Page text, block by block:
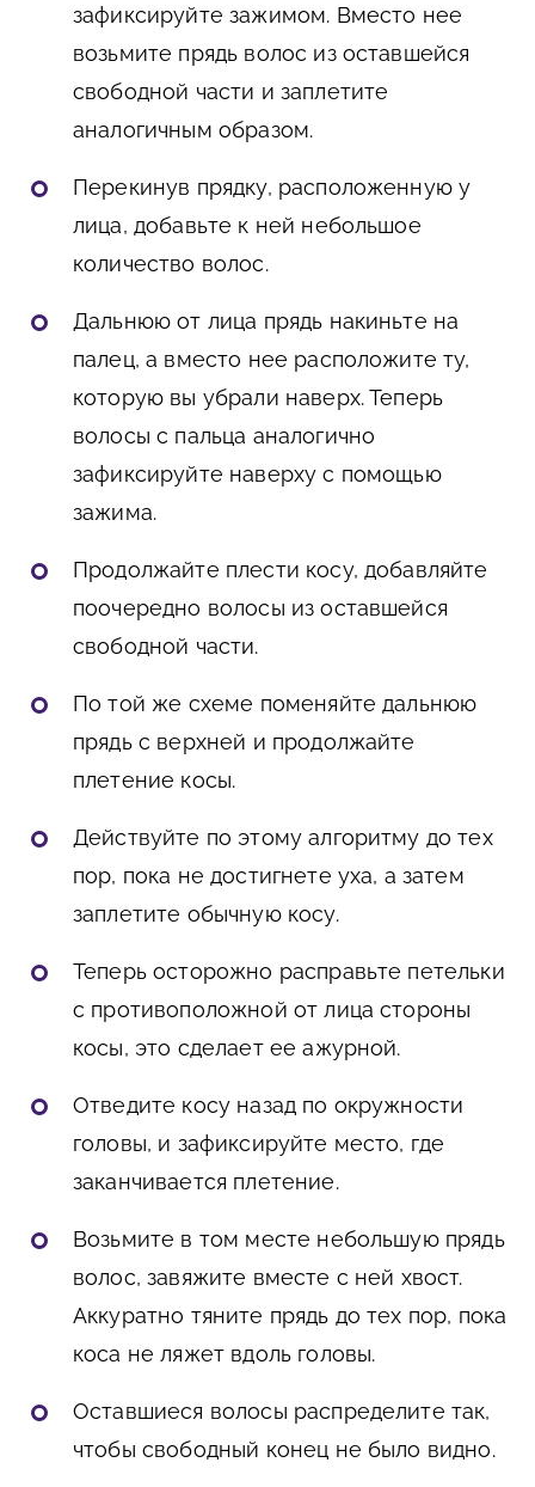
зафиксируйте зажимом. Вместо нее
возьмите прядь волос из оставшейся
свободной части и заплетите
аналогичным образом.
Перекинув прядку, расположенную у
лица, добавьте к ней небольшое
количество волос.
Дальнюю от лица прядь накиньте на
палец, а вместо нее расположите ту,
которую вы убрали наверх. Теперь
волосы с пальца аналогично
зафиксируйте наверху с помощью
зажима.
Продолжайте плести косу, добавляйте
поочередно волосы из оставшейся
свободной части.
По той же схеме поменяйте дальнюю
прядь с верхней и продолжайте
плетение косы.
Действуйте по этому алгоритму до тех
пор, пока не достигнете уха, а затем
заплетите обычную косу.
Теперь осторожно расправьте петельки
с противоположной от лица стороны
косы, это сделает ее ажурной.
Отведите косу назад по окружности
головы, и зафиксируйте место, где
заканчивается плетение.
Возьмите в том месте небольшую прядь
волос, завяжите вместе с ней хвост.
Аккуратно тяните прядь до тех пор, пока
коса не ляжет вдоль головы.
Оставшиеся волосы распределите так,
чтобы свободный конец не было видно.